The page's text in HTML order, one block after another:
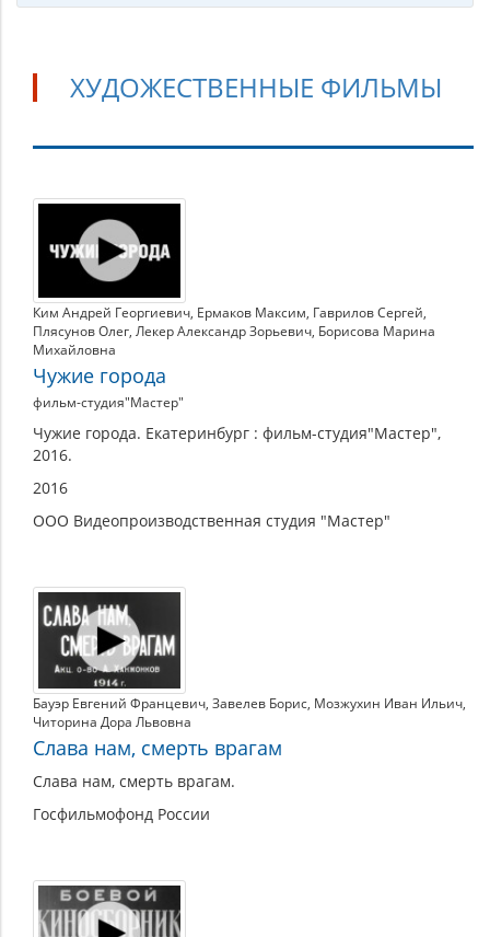
ХУДОЖЕСТВЕННЫЕ ФИЛЬМЫ
Художественные
фильмы
Ким Андрей Георгиевич, Ермаков Максим, Гаврилов Сергей,
Плясунов Олег, Лекер Александр Зорьевич, Борисова Марина
Михайловна
Чужие города
фильм-студия"Мастер"
Чужие города. Екатеринбург : фильм-студия"Мастер",
2016.
2016
ООО Видеопроизводственная студия "Мастер"
Бауэр Евгений Францевич, Завелев Борис, Мозжухин Иван Ильич,
Читорина Дора Львовна
Слава нам, смерть врагам
Слава нам, смерть врагам.
Госфильмофонд России